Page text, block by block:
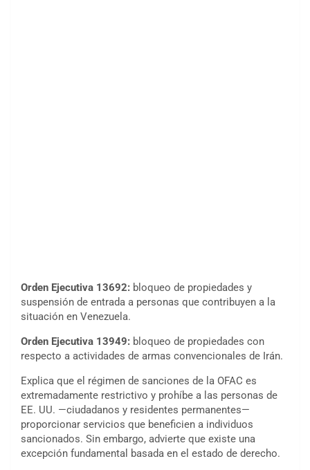
Orden Ejecutiva 13692: bloqueo de propiedades y
suspensión de entrada a personas que contribuyen a la
situación en Venezuela.
Orden Ejecutiva 13949: bloqueo de propiedades con
respecto a actividades de armas convencionales de Irán.
Explica que el régimen de sanciones de la OFAC es
extremadamente restrictivo y prohíbe a las personas de
EE. UU. —ciudadanos y residentes permanentes—
proporcionar servicios que beneficien a individuos
sancionados. Sin embargo, advierte que existe una
excepción fundamental basada en el estado de derecho.